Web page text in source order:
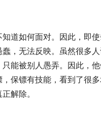
道如何面对。因此，即
，无法反映。虽然很多
能被别人愚弄。因此，
保镖有技能，看到了很
解除。